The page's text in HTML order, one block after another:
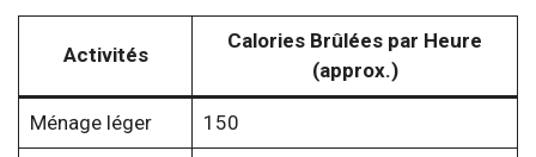
Activités
Calories Brûlées par Heure
(approx.)
Ménage léger 150